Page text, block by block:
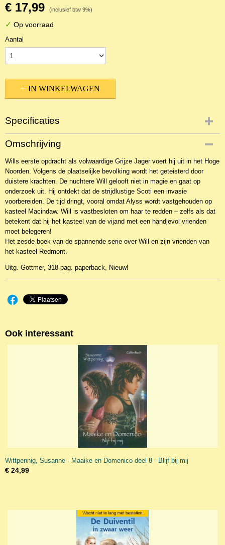
€ 17,99 (inclusief btw 9%)
✓ Op voorraad
Aantal
IN WINKELWAGEN
Specificaties
Productcode
NBKJ-16722
EAN code
9789025744960
Omschrijving
Wills eerste opdracht als volwaardige Grijze Jager voert hij uit in het Hoge
Noorden. Volgens de plaatselijke bevolking wordt het geteisterd door
duistere krachten. De nuchtere Will gelooft niet in magie en gaat op
onderzoek uit. Hij ontdekt dat de strijdlustige Scoti een invasie
voorbereiden. De tijd dringt, vooral omdat Alyss wordt vastgehouden op
kasteel Macindaw. Will is vastbesloten om haar te redden – zelfs als dat
betekent dat hij het kasteel van de vijand met een handjevol vrienden
moet belegeren!
Het zesde boek van de spannende serie over Will en zijn vrienden van
het kasteel Redmont.
Uitg. Gottmer, 318 pag. paperback, Nieuw!
Ook interessant
Wittpennig, Susanne - Maaike en Domenico deel 8 - Blijf bij mij
€ 24,99